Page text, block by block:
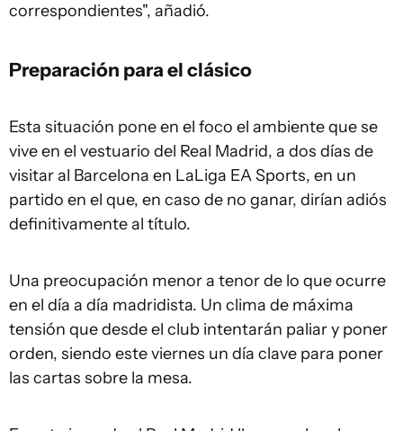
correspondientes", añadió.
Preparación para el clásico
Esta situación pone en el foco el ambiente que se
vive en el vestuario del Real Madrid, a dos días de
visitar al Barcelona en LaLiga EA Sports, en un
partido en el que, en caso de no ganar, dirían adiós
definitivamente al título.
Una preocupación menor a tenor de lo que ocurre
en el día a día madridista. Un clima de máxima
tensión que desde el club intentarán paliar y poner
orden, siendo este viernes un día clave para poner
las cartas sobre la mesa.